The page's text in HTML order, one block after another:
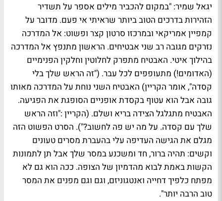
יגאל שמיר: "במקום להכביר מילים אספר על תשדיר
הזהירות בדרכים הטוב ביותר שראיתי אי פעם. מדובר על
קמפיין אמריקאי ובמרכזו סרטון קצר ופשוט: אל המדרכה
נזרקים מגובה רב שני אבטיחים. הראשון מתנפץ אל המדרכה
בהילוך איטי. האבטיח מתפרק לחלוטין וחלקין הפנימיים
(האדומים!) מתעופפים לכל עבר. ("זה הראש שלך בלי
קסדה", אומר הקריין) האבטיח השני נוחת על המדרכה מאותו
גובה אבל הוא עטוף בקסדת אופניים הסופגת את הפגיעה.
האבטיח מתגלגל הצידה בריא ושלם. (הקריין :"וזה הראש
שלך עם קסדה. על מה יש פה לחשוב?"). הסרט הפשוט הזה
מגלם את הגישה העדיפה עלי בהעברת מסרים טעונים
וקשים: תהיה ברור, חד ומשכנע במסר שלך אבל תן לתמונות
הקשות באמת לבוא מהדמיון של הצופה. ככה הוא גם לא
מפתח כלפיך דחייה ואנטגוניזם, וגם וגם מפנים את המסר
טוב הרבה יותר".